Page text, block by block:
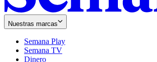
Nuestras marcas
Semana Play
Semana TV
Dinero